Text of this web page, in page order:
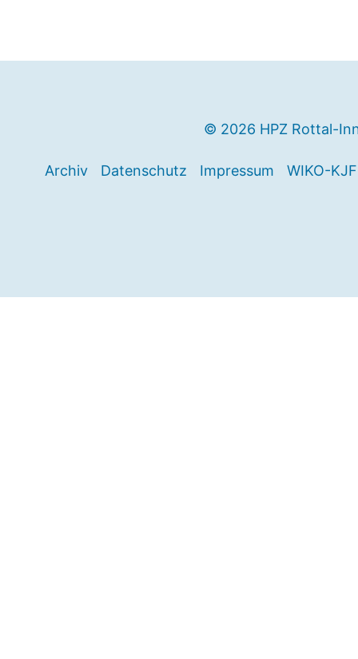
© 2026 HPZ Rottal-
Archiv Datenschutz Impressum WIKO-KJF